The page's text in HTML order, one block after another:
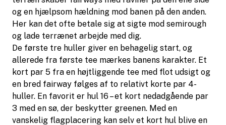
og en hjælpsom hældning mod banen på den anden.
Her kan det ofte betale sig at sigte mod semirough
og lade terrænet arbejde med dig.
De første tre huller giver en behagelig start, og
allerede fra første tee mærkes banens karakter. Et
kort par 5 fra en højtliggende tee med flot udsigt og
en bred fairway følges af to relativt korte par 4-
huller. En favorit er hul 16 – et kort nedadgående par
3 med en sø, der beskytter greenen. Med en
vanskelig flagplacering kan selv et kort hul blive en